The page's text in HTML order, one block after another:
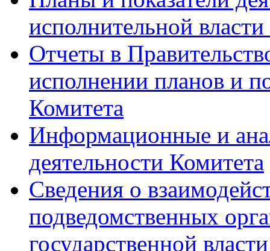
исполнительной
Отчеты в
исполнении планов и
Комитета
Информационные и
деятельности Комитета
Сведения о
подведомственных
государственной